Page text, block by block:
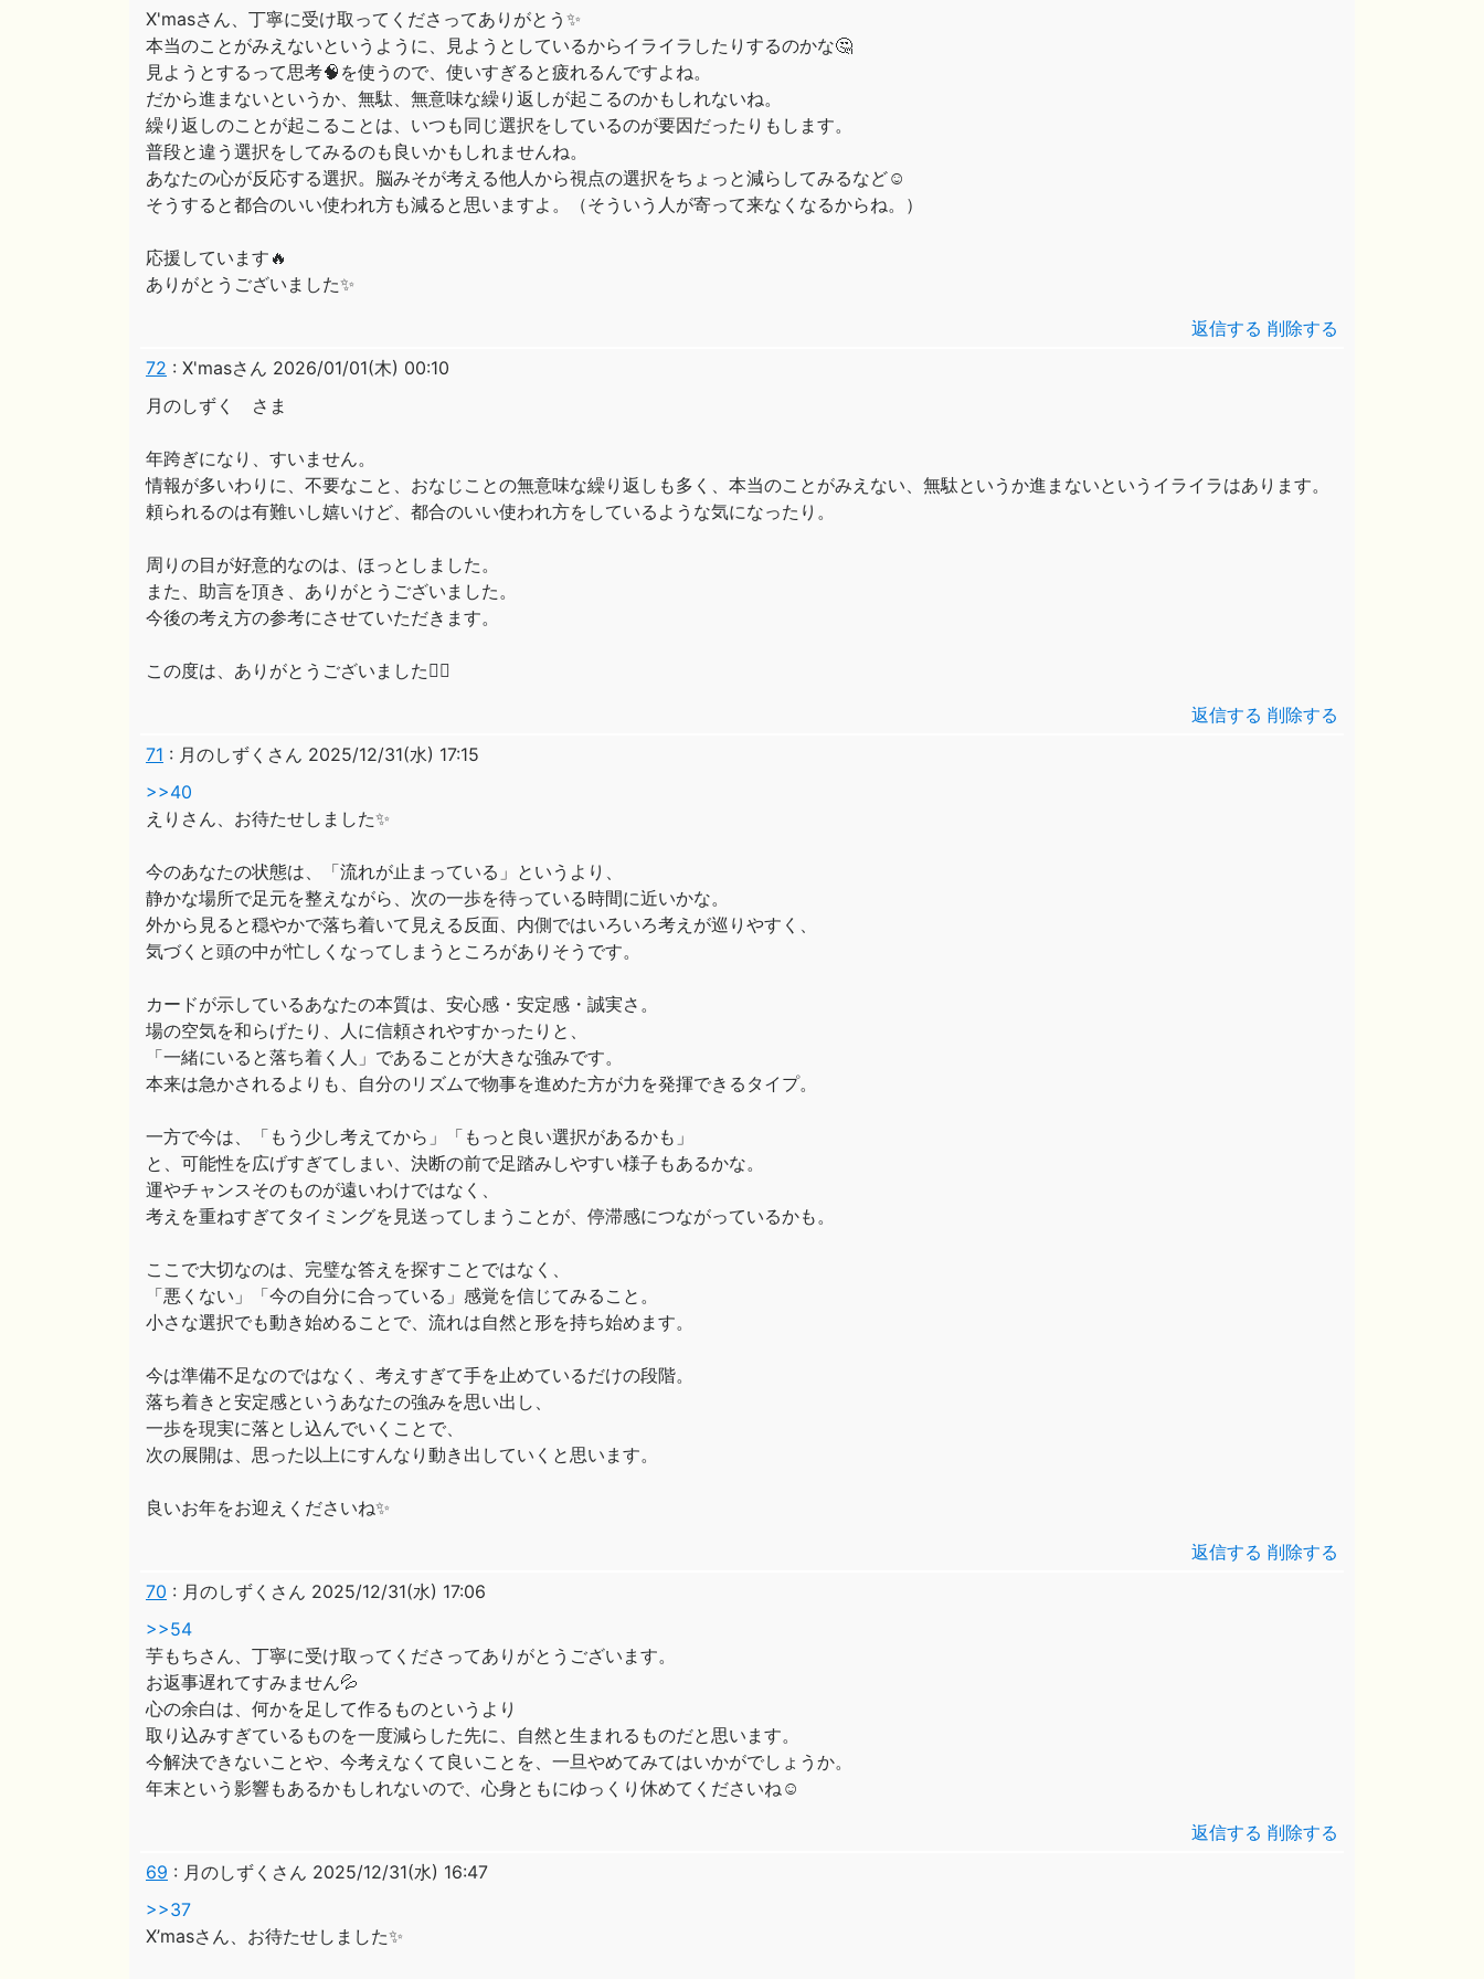
X'masさん、丁寧に受け取ってくださってありがとう✨
本当のことがみえないというように、見ようとしているからイライラしたりするのかな🤔
見ようとするって思考🧠を使うので、使いすぎると疲れるんですよね。
だから進まないというか、無駄、無意味な繰り返しが起こるのかもしれないね。
繰り返しのことが起こることは、いつも同じ選択をしているのが要因だったりもします。
普段と違う選択をしてみるのも良いかもしれませんね。
あなたの心が反応する選択。脳みそが考える他人から視点の選択をちょっと減らしてみるなど☺️
そうすると都合のいい使われ方も減ると思いますよ。（そういう人が寄って来なくなるからね。）
応援しています🔥
ありがとうございました✨
返信する 削除する
72 : X'masさん 2026/01/01(木) 00:10
月のしずく さま
年跨ぎになり、すいません。
情報が多いわりに、不要なこと、おなじことの無意味な繰り返しも多く、本当のことがみえない、無駄というか進まないというイライラはあります。
頼られるのは有難いし嬉いけど、都合のいい使われ方をしているような気になったり。
周りの目が好意的なのは、ほっとしました。
また、助言を頂き、ありがとうございました。
今後の考え方の参考にさせていただきます。
この度は、ありがとうございました🙇‍♀️
返信する 削除する
71 : 月のしずくさん 2025/12/31(水) 17:15
>>40
えりさん、お待たせしました✨
今のあなたの状態は、「流れが止まっている」というより、
静かな場所で足元を整えながら、次の一歩を待っている時間に近いかな。
外から見ると穏やかで落ち着いて見える反面、内側ではいろいろ考えが巡りやすく、
気づくと頭の中が忙しくなってしまうところがありそうです。
カードが示しているあなたの本質は、安心感・安定感・誠実さ。
場の空気を和らげたり、人に信頼されやすかったりと、
「一緒にいると落ち着く人」であることが大きな強みです。
本来は急かされるよりも、自分のリズムで物事を進めた方が力を発揮できるタイプ。
一方で今は、「もう少し考えてから」「もっと良い選択があるかも」
と、可能性を広げすぎてしまい、決断の前で足踏みしやすい様子もあるかな。
運やチャンスそのものが遠いわけではなく、
考えを重ねすぎてタイミングを見送ってしまうことが、停滞感につながっているかも。
ここで大切なのは、完璧な答えを探すことではなく、
「悪くない」「今の自分に合っている」感覚を信じてみること。
小さな選択でも動き始めることで、流れは自然と形を持ち始めます。
今は準備不足なのではなく、考えすぎて手を止めているだけの段階。
落ち着きと安定感というあなたの強みを思い出し、
一歩を現実に落とし込んでいくことで、
次の展開は、思った以上にすんなり動き出していくと思います。
良いお年をお迎えくださいね✨
返信する 削除する
70 : 月のしずくさん 2025/12/31(水) 17:06
>>54
芋もちさん、丁寧に受け取ってくださってありがとうございます。
お返事遅れてすみません💦
心の余白は、何かを足して作るものというより
取り込みすぎているものを一度減らした先に、自然と生まれるものだと思います。
今解決できないことや、今考えなくて良いことを、一旦やめてみてはいかがでしょうか。
年末という影響もあるかもしれないので、心身ともにゆっくり休めてくださいね☺️
返信する 削除する
69 : 月のしずくさん 2025/12/31(水) 16:47
>>37
X’masさん、お待たせしました✨